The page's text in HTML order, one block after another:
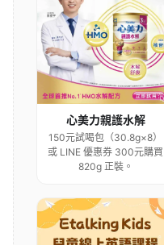
心美力親護水解
150元試喝包（30.8g×8）
或 LINE 優惠券 300元購買
820g 正裝。